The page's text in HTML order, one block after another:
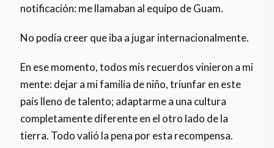
notificación: me llamaban al equipo de Guam.
No podía creer que iba a jugar internacionalmente.
En ese momento, todos mis recuerdos vinieron a mi
mente: dejar a mi familia de niño, triunfar en este
país lleno de talento; adaptarme a una cultura
completamente diferente en el otro lado de la
tierra. Todo valió la pena por esta recompensa.